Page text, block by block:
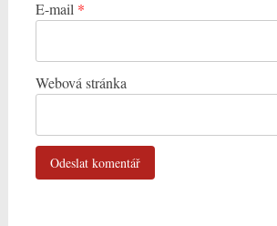
E-mail *
Webová stránka